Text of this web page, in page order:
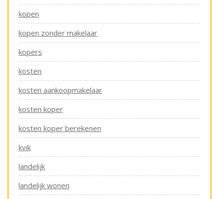
kopen
kopen zonder makelaar
kopers
kosten
kosten aankoopmakelaar
kosten koper
kosten koper berekenen
kvik
landelijk
landelijk wonen